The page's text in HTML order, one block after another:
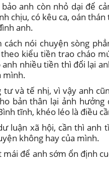
anh còn nhỏ dại để
chịu, có kêu ca, oán
anh.
nói chuyện sòng
kiểu tiền trao cháo
nhiều tiền thì đổi lại
mình.
tư và tế nhị, vì vậy anh
bản thân lại ảnh hưởng
tĩnh, khéo léo là điều
luận xã hội, cần thì
không hay của mình.
để anh sớm ổn định